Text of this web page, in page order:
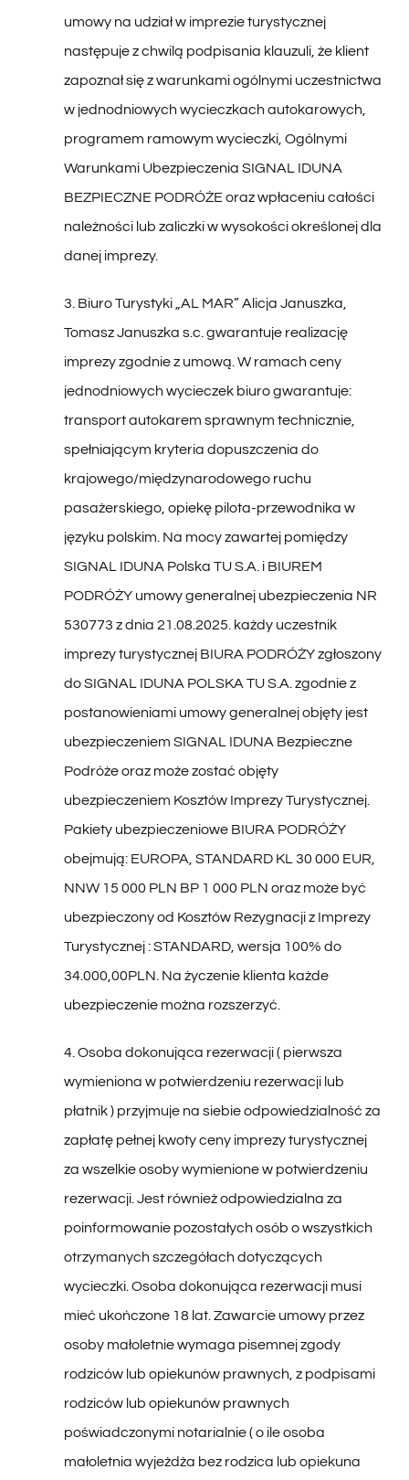
następuje z chwilą podpisania klauzuli, że klient
zapoznał się z warunkami ogólnymi uczestnictwa
w jednodniowych wycieczkach autokarowych,
programem ramowym wycieczki, Ogólnymi
Warunkami Ubezpieczenia SIGNAL IDUNA
BEZPIECZNE PODRÓŻE oraz wpłaceniu całości
należności lub zaliczki w wysokości określonej dla
danej imprezy.
Tomasz Januszka s.c. gwarantuje realizację
imprezy zgodnie z umową. W ramach ceny
jednodniowych wycieczek biuro gwarantuje:
transport autokarem sprawnym technicznie,
spełniającym kryteria dopuszczenia do
krajowego/międzynarodowego ruchu
pasażerskiego, opiekę pilota-przewodnika w
języku polskim. Na mocy zawartej pomiędzy
SIGNAL IDUNA Polska TU S.A. i BIUREM
PODRÓŻY umowy generalnej ubezpieczenia NR
530773 z dnia 21.08.2025. każdy uczestnik
imprezy turystycznej BIURA PODRÓŻY zgłoszony
do SIGNAL IDUNA POLSKA TU S.A. zgodnie z
postanowieniami umowy generalnej objęty jest
ubezpieczeniem SIGNAL IDUNA Bezpieczne
Podróże oraz może zostać objęty
ubezpieczeniem Kosztów Imprezy Turystycznej.
Pakiety ubezpieczeniowe BIURA PODRÓŻY
obejmują: EUROPA, STANDARD KL 30 000 EUR,
NNW 15 000 PLN BP 1 000 PLN oraz może być
ubezpieczony od Kosztów Rezygnacji z Imprezy
Turystycznej : STANDARD, wersja 100% do
34.000,00PLN. Na życzenie klienta każde
ubezpieczenie można rozszerzyć.
wymieniona w potwierdzeniu rezerwacji lub
płatnik ) przyjmuje na siebie odpowiedzialność za
zapłatę pełnej kwoty ceny imprezy turystycznej
za wszelkie osoby wymienione w potwierdzeniu
rezerwacji. Jest również odpowiedzialna za
poinformowanie pozostałych osób o wszystkich
otrzymanych szczegółach dotyczących
wycieczki. Osoba dokonująca rezerwacji musi
mieć ukończone 18 lat. Zawarcie umowy przez
osoby małoletnie wymaga pisemnej zgody
rodziców lub opiekunów prawnych, z podpisami
rodziców lub opiekunów prawnych
poświadczonymi notarialnie ( o ile osoba
małoletnia wyjeżdża bez rodzica lub opiekuna
prawnego )